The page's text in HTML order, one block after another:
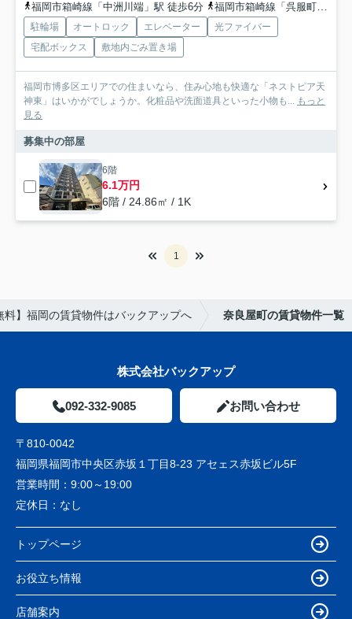
福岡市箱崎線「中洲川端」駅 徒歩6分
福岡市箱崎線「呉服町」駅 徒歩6分
駐輪場 オートロック エレベーター
光ファイバー
宅配ボックス
敷地内ごみ置き場
福岡市博多区エリアでの住まいなら、住み心地も快適な「ネストピア天
神東」はいかがでしょうか。化粧品や洗面道具といった小物も... もっと
見る
募集中の部屋
6階
6.1万円
6階 / 24.86㎡ / 1K
1
料】福岡の賃貸物件はバックアップへ 奈良屋町の賃貸物件一覧
株式会社バックアップ
092-332-9085 お問い合わせ
〒810-0042
福岡県福岡市中央区赤坂１丁目8-23 アセェス赤坂ビル5F
営業時間： 9:00～19:00
定休日： なし
トップページ
お役立ち情報
店舗案内